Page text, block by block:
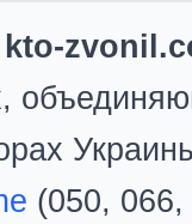
kto-
(050,